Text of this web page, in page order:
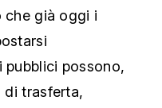
che già oggi i
pubblici possono,
di trasferta,